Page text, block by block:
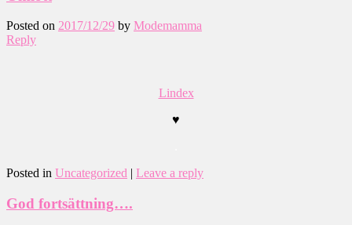
Posted on 2017/12/29 by Modemamma
Reply
Lindex
♥
Posted in Uncategorized | Leave a reply
God fortsättning….